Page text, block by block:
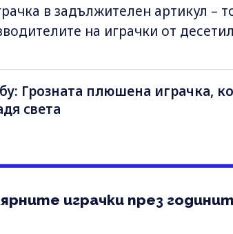
в задължителен артикул –
на играчки от
Грозната плюшена играчка,
света
играчки през